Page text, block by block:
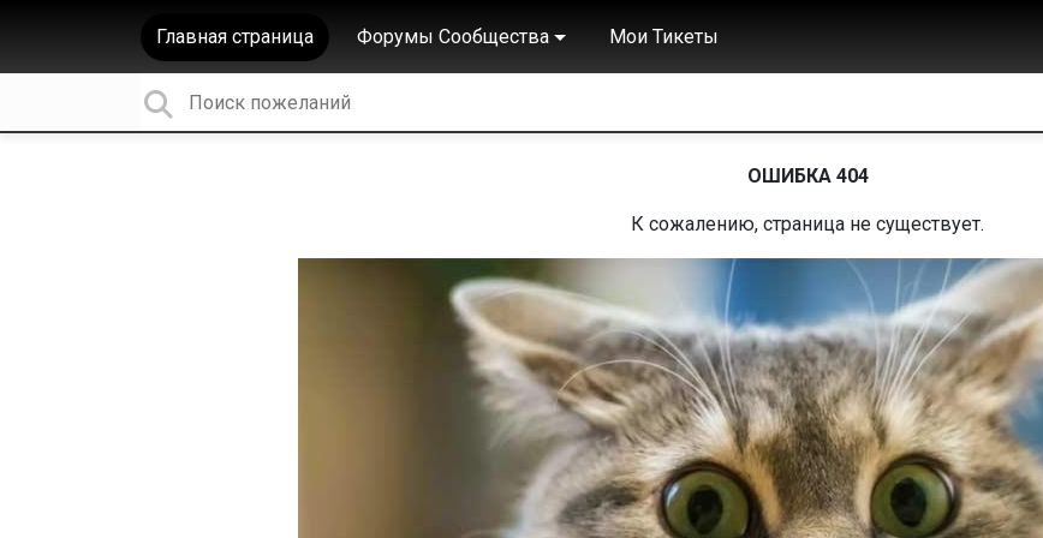
Главная страница Форумы Сообщества Мои Тикеты
ОШИБКА 404
К сожалению, страница не существует.